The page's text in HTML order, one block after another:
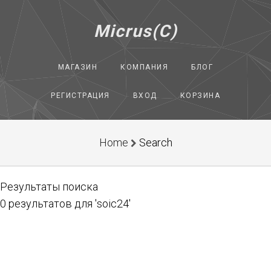
Micrus(C)
МАГАЗИН КОМПАНИЯ БЛОГ
РЕГИСТРАЦИЯ ВХОД КОРЗИНА
Home Search
Результаты поиска
0 результатов для 'soic24'